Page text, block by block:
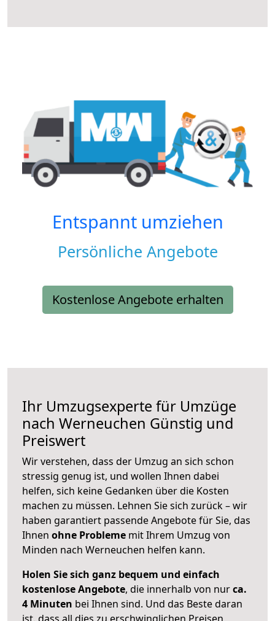
Entspannt umziehen
Persönliche Angebote
Kostenlose Angebote erhalten
Ihr Umzugsexperte für Umzüge
nach Werneuchen Günstig und
Preiswert
Wir verstehen, dass der Umzug an sich schon
stressig genug ist, und wollen Ihnen dabei
helfen, sich keine Gedanken über die Kosten
machen zu müssen. Lehnen Sie sich zurück – wir
haben garantiert passende Angebote für Sie, das
Ihnen ohne Probleme mit Ihrem Umzug von
Minden nach Werneuchen helfen kann.
Holen Sie sich ganz bequem und einfach
kostenlose Angebote, die innerhalb von nurca.
4 Minuten bei Ihnen sind. Und das Beste daran